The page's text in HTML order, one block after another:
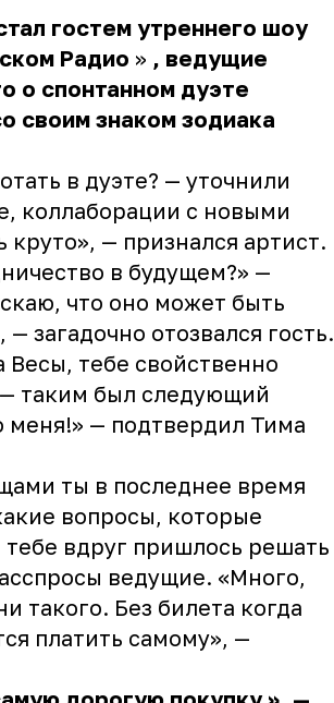
гостем утреннего шоу
Радио » , ведущие
о спонтанном дуэте
своим знаком зодиака
в дуэте? — уточнили
коллаборации с новыми
— признался артист.
в будущем?» —
что оно может быть
загадочно отозвался гость.
Весы, тебе свойственно
таким был следующий
меня!» — подтвердил Тима
ты в последнее время
вопросы, которые
вдруг пришлось решать
ведущие. «Много,
такого. Без билета когда
платить самому», —